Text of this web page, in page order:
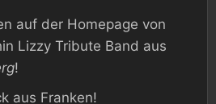
auf der Homepage von
Lizzy Tribute Band aus
!
aus Franken!